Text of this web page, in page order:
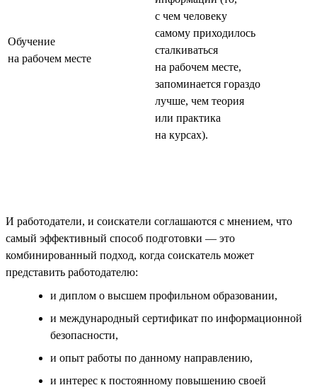
Обучение
на рабочем месте
с чем человеку
самому приходилось
сталкиваться
на рабочем месте,
запоминается гораздо
лучше, чем теория
или практика
на курсах).
И работодатели, и соискатели соглашаются с мнением, что
самый эффективный способ подготовки — это
комбинированный подход, когда соискатель может
представить работодателю:
и диплом о высшем профильном образовании,
и международный сертификат по информационной
безопасности,
и опыт работы по данному направлению,
и интерес к постоянному повышению своей